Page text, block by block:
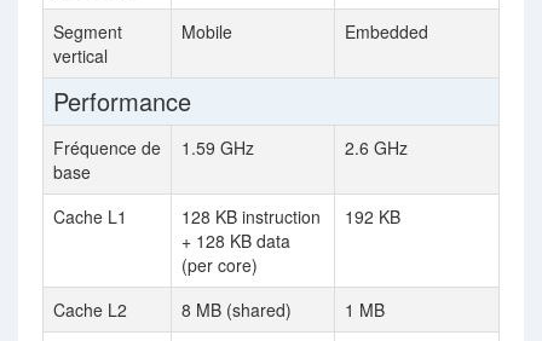
Segment
vertical
Mobile Embedded
Performance
Fréquence de
base
1.59 GHz 2.6 GHz
Cache L1
128 KB instruction
+ 128 KB data
(per core)
192 KB
Cache L2 8 MB (shared)
1 MB